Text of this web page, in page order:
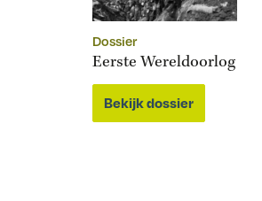
Dossier
Eerste Wereldoorlog
Bekijk dossier